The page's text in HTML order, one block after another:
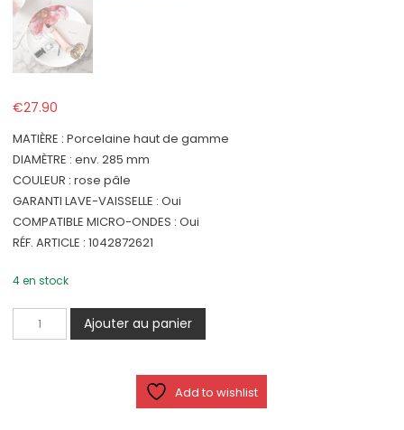
€27.90
MATIÈRE : Porcelaine haut de gamme
DIAMÈTRE : env. 285 mm
COULEUR : rose pâle
GARANTI LAVE-VAISSELLE : Oui
COMPATIBLE MICRO-ONDES : Oui
RÉF. ARTICLE : 1042872621
4 en stock
quantité
de
Ajouter au panier
Add to wishlist